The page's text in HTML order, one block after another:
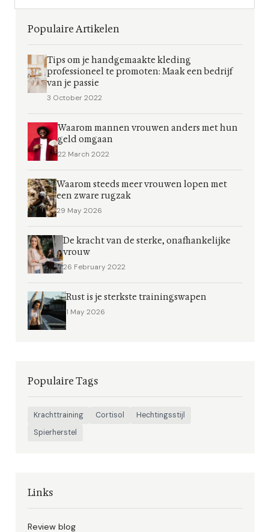
Populaire Artikelen
Tips om je handgemaakte kleding
professioneel te promoten: Maak een bedrijf
van je passie
3 October 2022
Waarom mannen vrouwen anders met hun
geld omgaan
22 March 2022
Waarom steeds meer vrouwen lopen met
een zware rugzak
29 May 2026
De kracht van de sterke, onafhankelijke
vrouw
26 February 2022
Rust is je sterkste trainingswapen
1 May 2026
Populaire Tags
Krachttraining Cortisol
Hechtingsstijl
Spierherstel
Links
Review blog